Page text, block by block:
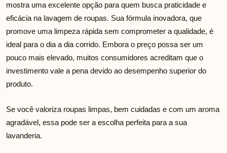
mostra uma excelente opção para quem busca praticidade e
eficácia na lavagem de roupas. Sua fórmula inovadora, que
promove uma limpeza rápida sem comprometer a qualidade, é
ideal para o dia a dia corrido. Embora o preço possa ser um
pouco mais elevado, muitos consumidores acreditam que o
investimento vale a pena devido ao desempenho superior do
produto.
Se você valoriza roupas limpas, bem cuidadas e com um aroma
agradável, essa pode ser a escolha perfeita para a sua
lavanderia.